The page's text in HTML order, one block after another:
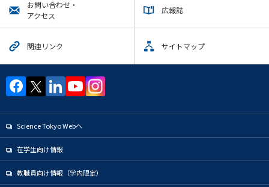
お問い合わせ・
アクセス
広報誌
関連リンク サイトマップ
Science Tokyo Webヘ
在学生向け情報
教職員向け情報（学内限定）